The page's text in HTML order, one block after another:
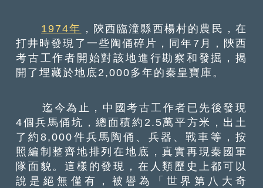
1974年 ，陝西臨潼縣西楊村的農民，在
打井時發現了一些陶俑碎片，同年7月，陝西
考古工作者開始對該地進行勘察和發掘，揭
開了埋藏於地底2,000多年的秦皇寶庫。
迄今為止，中國考古工作者已先後發現
4個兵馬俑坑，總面積約2.5萬平方米，出土
了約8,000件兵馬陶俑、兵器、戰車等，按
照編制整齊地排列在地底，真實再現秦國軍
隊面貌。這樣的發現，在人類歷史上都可以
說是絕無僅有，被譽為「世界第八大奇